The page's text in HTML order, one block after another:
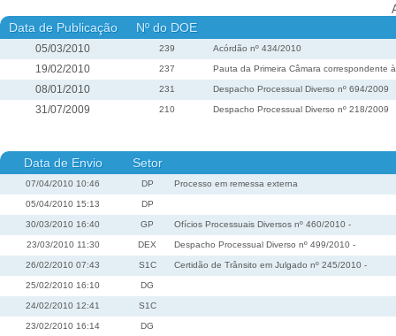
Data de Publicação Nº do DOE
05/03/2010 239 Acórdão nº 434/2010
19/02/2010 237 Pauta da Primeira Câmara correspondente
08/01/2010 231 Despacho Processual Diverso nº 694/2009
31/07/2009 210 Despacho Processual Diverso nº 218/2009
Data de Envio Setor
07/04/2010 10:46 DP Processo em remessa externa
05/04/2010 15:13 DP
30/03/2010 16:40 GP Ofícios Processuais Diversos nº 460/2010 -
23/03/2010 11:30 DEX Despacho Processual Diverso nº 499/2010 -
26/02/2010 07:43 S1C Certidão de Trânsito em Julgado nº 245/2010 -
25/02/2010 16:10 DG
24/02/2010 12:41 S1C
23/02/2010 16:14 DG